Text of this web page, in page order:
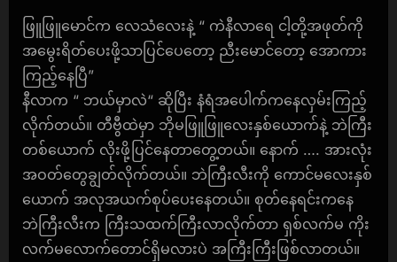
ဖြူဖြူမောင်က လေသံလေးနဲ့ “ ကဲနီလာရေ ငါ့တို့အဖုတ်ကို
အမွေးရိတ်ပေးဖို့သာပြင်ပေတော့ ညီးမောင်တော့ အောကား
ကြည့်နေပြီ”
နီလာက “ ဘယ်မှာလဲ“ ဆိုပြီး နံရံအပေါက်ကနေလှမ်းကြည့်
လိုက်တယ်။ တီဗွီထဲမှာ ဘိုမဖြူဖြူလေးနှစ်ယောက်နဲ့ ဘဲကြီး
တစ်ယောက် လိုးဖို့ပြင်နေတာတွေ့တယ်။ နောက် …. အားလုံး
အဝတ်တွေချွတ်လိုက်တယ်။ ဘဲကြီးလီးကို ကောင်မလေးနှစ်
ယောက် အလုအယက်စုပ်ပေးနေတယ်။ စုတ်နေရင်းကနေ
ဘဲကြီးလီးက ကြီးသထက်ကြီးလာလိုက်တာ ရှစ်လက်မ ကိုး
လက်မလောက်တောင်ရှိမလားပဲ အကြီးကြီးဖြစ်လာတယ်။